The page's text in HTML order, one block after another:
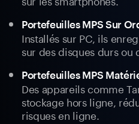
Portefeuilles MPS Sur
Installés sur PC, ils
sur des disques durs ou
Portefeuilles MPS
Des appareils comme
stockage hors ligne,
risques en ligne.